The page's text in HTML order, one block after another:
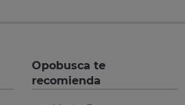
Opobusca te
recomienda